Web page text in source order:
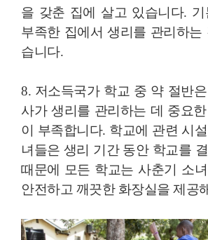
을 갖춘 집에 살고 있습니다. 기
부족한 집에서 생리를 관리하는
습니다.
8. 저소득국가 학교 중 약 절반
사가 생리를 관리하는 데 중요
이 부족합니다. 학교에 관련 시
녀들은 생리 기간 동안 학교를
때문에 모든 학교는 사춘기 소
안전하고 깨끗한 화장실을 제공